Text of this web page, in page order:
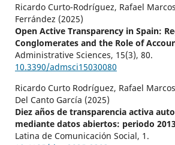
Ricardo Curto-Rodríguez, Rafael
Ferrández (2025)
Open Active Transparency in Spain:
Conglomerates and the Role of
Administrative Sciences, 15(3), 80.
10.3390/admsci15030080
Ricardo Curto Rodríguez, Rafael
Del Canto García (2025)
Diez años de transparencia activa
mediante datos abiertos: periodo
Latina de Comunicación Social, 1.